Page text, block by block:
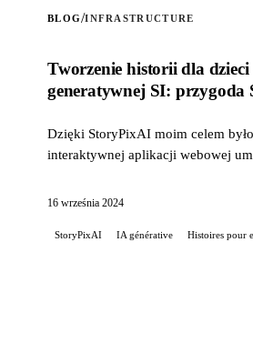
BLOG/INFRASTRUCTURE
Tworzenie historii dla dzieci
generatywnej SI:
Dzięki StoryPixAI moim celem
interaktywnej aplikacji webowej
wzbogaconych o ...
16 września 2024
StoryPixAI IA générative Histoires pour